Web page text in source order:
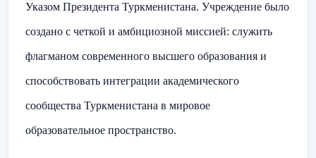
Указом Президента Туркменистана. Учреждение было
создано с четкой и амбициозной миссией: служить
флагманом современного высшего образования и
способствовать интеграции академического
сообщества Туркменистана в мировое
образовательное пространство.